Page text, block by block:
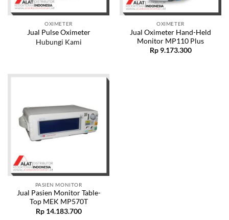
OXIMETER
Jual Pulse Oximeter
Hubungi Kami
OXIMETER
Jual Oximeter Hand-Held
Monitor MP110 Plus
Rp9.173.300
PASIEN MONITOR
Jual Pasien Monitor Table-
Top MEK MP570T
Rp14.183.700